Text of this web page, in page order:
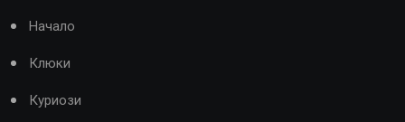
Начало
Клюки
Куриози